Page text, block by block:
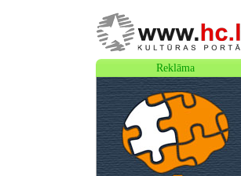
Reklāma